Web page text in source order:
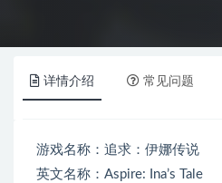
详情介绍 常见问题
游戏名称：追求：伊娜传说
英文名称：Aspire: Ina’s Tale